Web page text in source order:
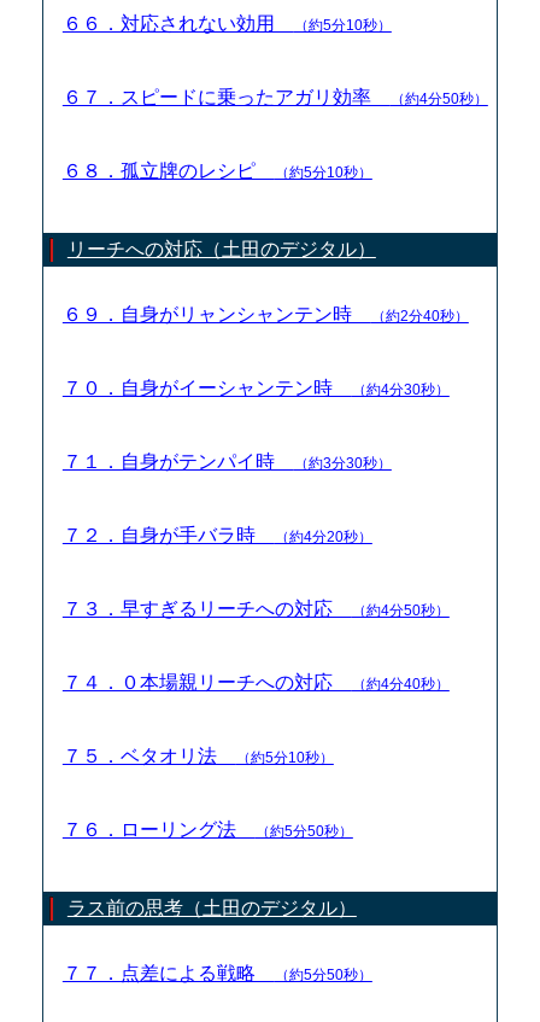
６６．対応されない効用 （約5分10秒）
６７．スピードに乗ったアガリ効率 （約4分50秒）
６８．孤立牌のレシピ （約5分10秒）
リーチへの対応（土田のデジタル）
６９．自身がリャンシャンテン時 （約2分40秒）
７０．自身がイーシャンテン時 （約4分30秒）
７１．自身がテンパイ時 （約3分30秒）
７２．自身が手バラ時 （約4分20秒）
７３．早すぎるリーチへの対応 （約4分50秒）
７４．０本場親リーチへの対応 （約4分40秒）
７５．ベタオリ法 （約5分10秒）
７６．ローリング法 （約5分50秒）
ラス前の思考（土田のデジタル）
７７．点差による戦略 （約5分50秒）